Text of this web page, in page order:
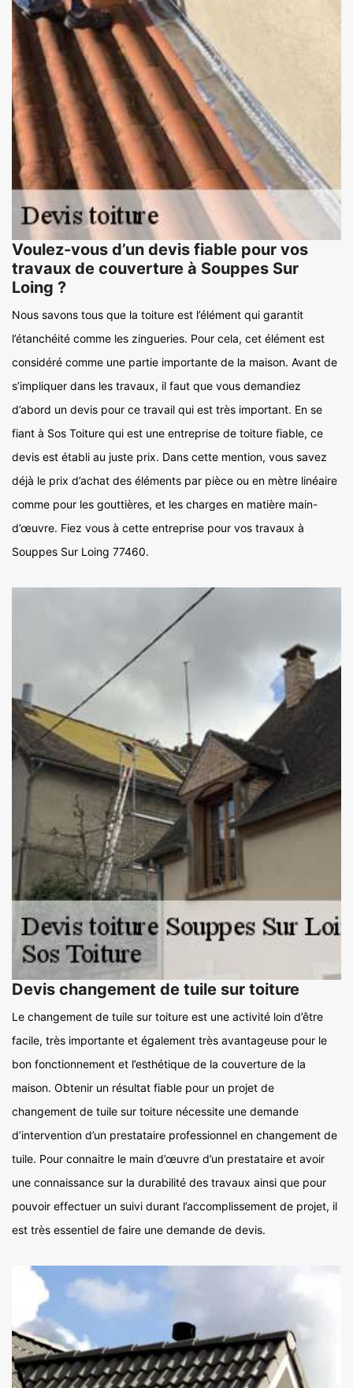
Voulez-vous d’un devis fiable pour vos
travaux de couverture à Souppes Sur
Loing ?
Nous savons tous que la toiture est l’élément qui garantit
l’étanchéité comme les zingueries. Pour cela, cet élément est
considéré comme une partie importante de la maison. Avant de
s’impliquer dans les travaux, il faut que vous demandiez
d’abord un devis pour ce travail qui est très important. En se
fiant à Sos Toiture qui est une entreprise de toiture fiable, ce
devis est établi au juste prix. Dans cette mention, vous savez
déjà le prix d’achat des éléments par pièce ou en mètre linéaire
comme pour les gouttières, et les charges en matière main-
d’œuvre. Fiez vous à cette entreprise pour vos travaux à
Souppes Sur Loing 77460.
Devis changement de tuile sur toiture
Le changement de tuile sur toiture est une activité loin d’être
facile, très importante et également très avantageuse pour le
bon fonctionnement et l’esthétique de la couverture de la
maison. Obtenir un résultat fiable pour un projet de
changement de tuile sur toiture nécessite une demande
d’intervention d’un prestataire professionnel en changement de
tuile. Pour connaitre le main d’œuvre d’un prestataire et avoir
une connaissance sur la durabilité des travaux ainsi que pour
pouvoir effectuer un suivi durant l’accomplissement de projet, il
est très essentiel de faire une demande de devis.